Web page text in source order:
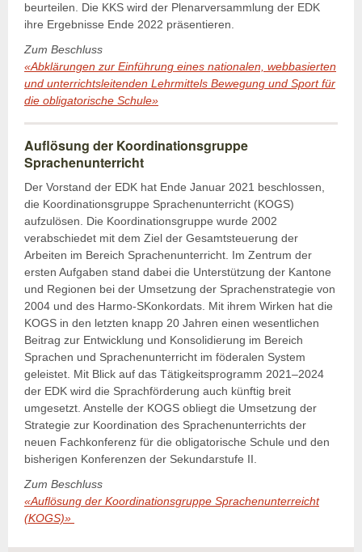
beurteilen. Die KKS wird der Plenarversammlung der EDK
ihre Ergebnisse Ende 2022 präsentieren.
Zum Beschluss
«Abklärungen zur Einführung eines nationalen, webbasierten
und unterrichtsleitenden Lehrmittels Bewegung und Sport für
die obligatorische Schule»
Auflösung der Koordinationsgruppe
Sprachenunterricht
Der Vorstand der EDK hat Ende Januar 2021 beschlossen,
die Koordinationsgruppe Sprachenunterricht (KOGS)
aufzulösen. Die Koordinationsgruppe wurde 2002
verabschiedet mit dem Ziel der Gesamtsteuerung der
Arbeiten im Bereich Sprachenunterricht. Im Zentrum der
ersten Aufgaben stand dabei die Unterstützung der Kantone
und Regionen bei der Umsetzung der Sprachenstrategie von
2004 und des Harmo-SKonkordats. Mit ihrem Wirken hat die
KOGS in den letzten knapp 20 Jahren einen wesentlichen
Beitrag zur Entwicklung und Konsolidierung im Bereich
Sprachen und Sprachenunterricht im föderalen System
geleistet. Mit Blick auf das Tätigkeitsprogramm 2021–2024
der EDK wird die Sprachförderung auch künftig breit
umgesetzt. Anstelle der KOGS obliegt die Umsetzung der
Strategie zur Koordination des Sprachenunterrichts der
neuen Fachkonferenz für die obligatorische Schule und den
bisherigen Konferenzen der Sekundarstufe II.
Zum Beschluss
«Auflösung der Koordinationsgruppe Sprachenunterreicht
(KOGS)»